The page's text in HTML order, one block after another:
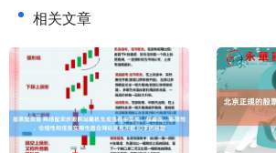
相关文章